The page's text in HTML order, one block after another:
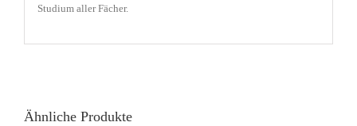
Studium aller Fächer.
Ähnliche Produkte